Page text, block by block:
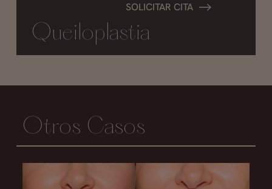
SOLICITAR CITA
Queiloplastia
Otros Casos